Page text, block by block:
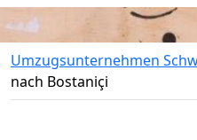
Umzugsunternehmen
nach Bostaniçi